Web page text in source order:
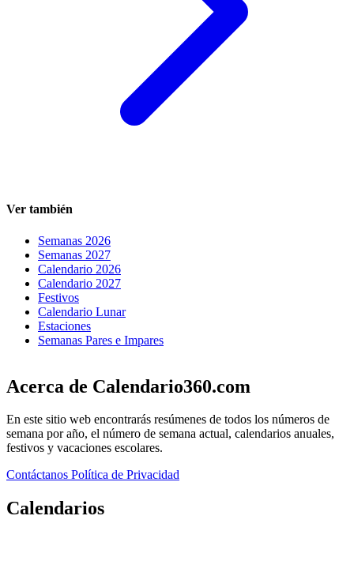
Ver también
Semanas 2026
Semanas 2027
Calendario 2026
Calendario 2027
Festivos
Calendario Lunar
Estaciones
Semanas Pares e Impares
Acerca de Calendario360.com
En este sitio web encontrarás resúmenes de todos los números de
semana por año, el número de semana actual, calendarios anuales,
festivos y vacaciones escolares.
Contáctanos Política de Privacidad
Calendarios